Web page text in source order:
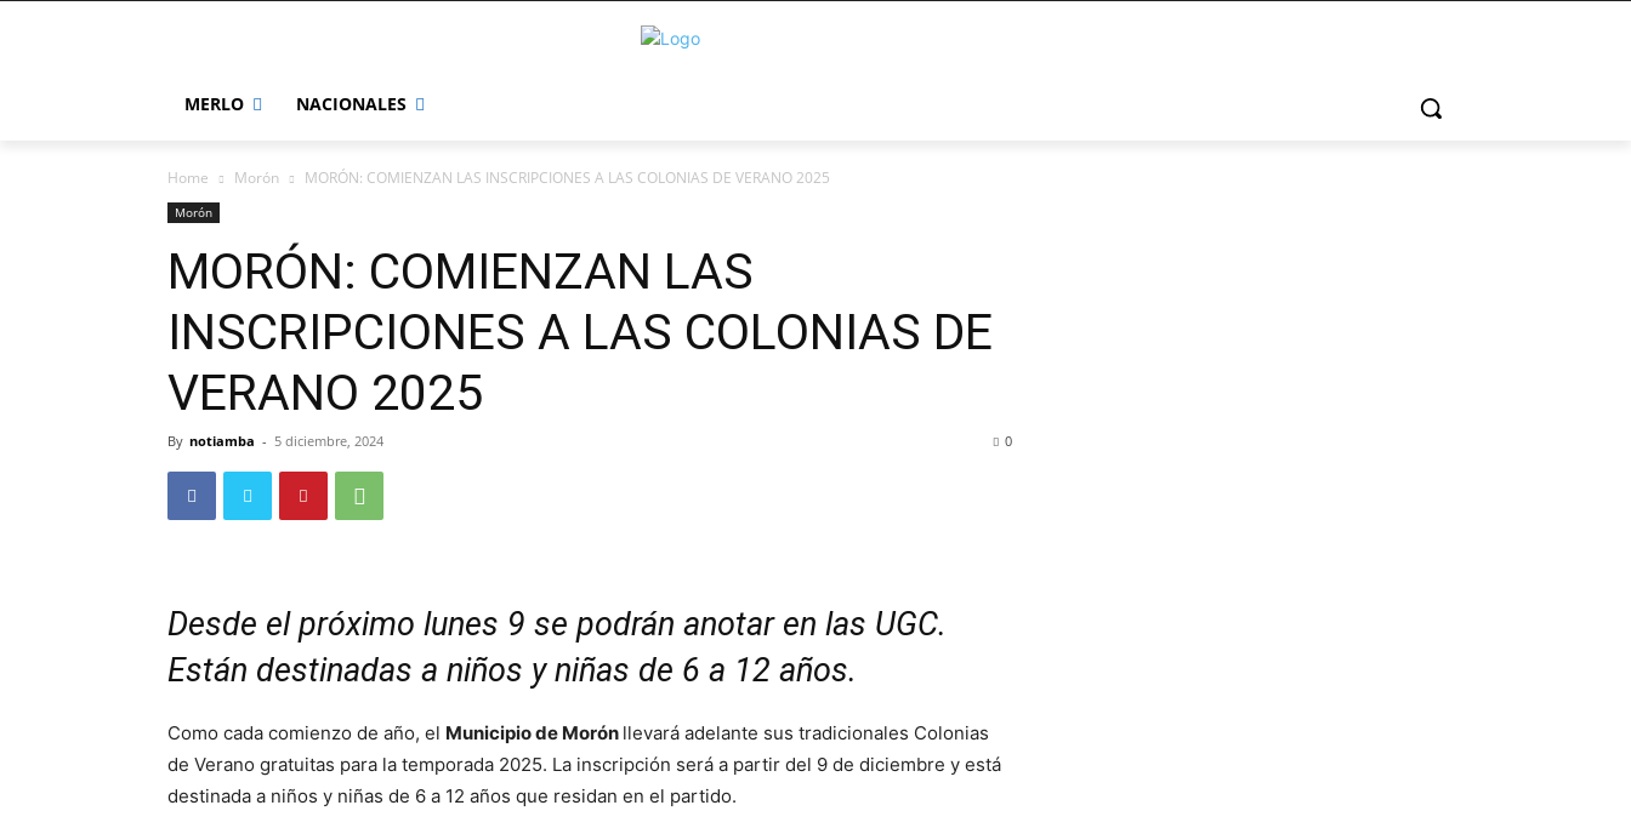
MERLO NACIONALES
Home Morón MORÓN: COMIENZAN LAS INSCRIPCIONES A LAS COLONIAS DE VERANO 2025
Morón
MORÓN: COMIENZAN LAS
INSCRIPCIONES A LAS COLONIAS DE
VERANO 2025
By notiamba - 5 diciembre, 2024 0
Desde el próximo lunes 9 se podrán anotar en las UGC.
Están destinadas a niños y niñas de 6 a 12 años.
Como cada comienzo de año, el Municipio de Morón llevará adelante sus tradicionales Colonias
de Verano gratuitas para la temporada 2025. La inscripción será a partir del 9 de diciembre y está
destinada a niños y niñas de 6 a 12 años que residan en el partido.